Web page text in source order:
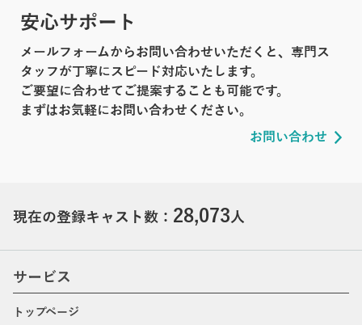
安心サポート
メールフォームからお問い合わせいただくと、専門ス
タッフが丁寧にスピード対応いたします。
ご要望に合わせてご提案することも可能です。
まずはお気軽にお問い合わせください。
お問い合わせ
現在の登録キャスト数： 28,073人
サービス
トップページ